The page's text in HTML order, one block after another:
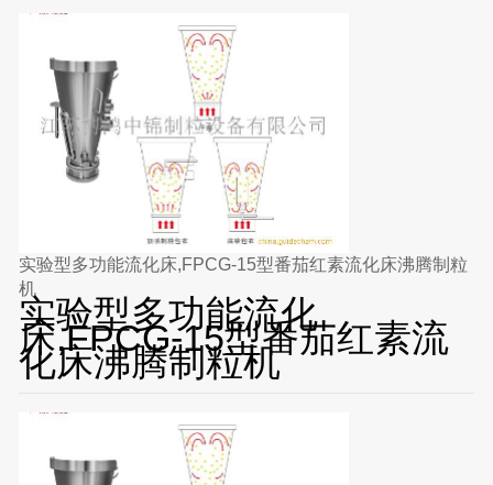
实验型多功能流化床,FPCG-15型番茄红素流化床沸腾制粒
机
实验型多功能流化
床,FPCG-15型番茄红素流
化床沸腾制粒机